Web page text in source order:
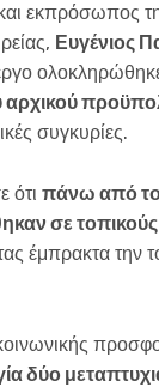
εκπρόσωπος
Ευγένιος
συγκυρίες.
ότι πάνω από
σε τοπικούς
έμπρακτα την
δύο